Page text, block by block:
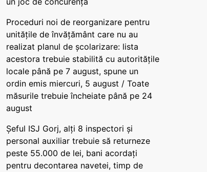
Proceduri noi de reorganizare pentru
unitățile de învățământ care nu au
realizat planul de școlarizare: lista
acestora trebuie stabilită cu autoritățile
locale până pe 7 august, spune un
ordin emis miercuri, 5 august / Toate
măsurile trebuie încheiate până pe 24
august
Șeful ISJ Gorj, alți 8 inspectori și
personal auxiliar trebuie să returneze
peste 55.000 de lei, bani acordați
pentru decontarea navetei, timp de